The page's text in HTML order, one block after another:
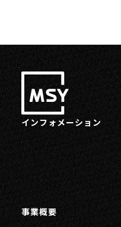
インフォメーション
事業概要